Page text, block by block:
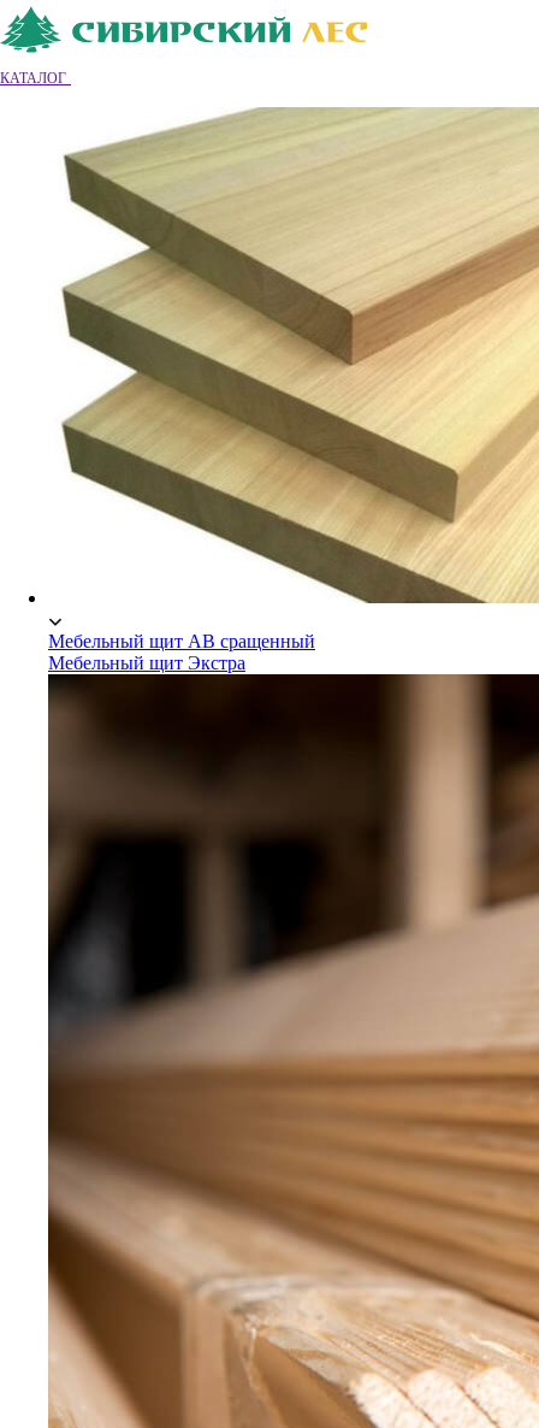
КАТАЛОГ
Мебельный щит АВ сращенный
Мебельный щит Экстра
Ваш городВладимир
| Регистрация
Обратный звонок
Каталог товаров
Мебельный щит Сосна/Ель
Мебельный щит АВ сращенный